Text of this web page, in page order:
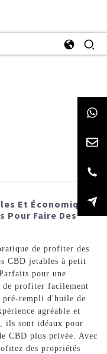
Et Économiques :
Pour Faire Des
de profiter des
CBD jetables à petit
pour une
de profiter facilement
pré-rempli d'huile de
agréable et
ils sont idéaux pour
CBD plus privée. Avec
des propriétés